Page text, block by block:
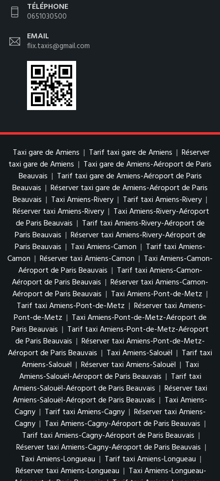
TÉLÉPHONE
0651030500
EMAIL
flix.taxis@gmail.com
Taxi gare de Amiens | Tarif taxi gare de Amiens | Réserver
taxi gare de Amiens | Taxi gare de Amiens-Aéroport de Paris
Beauvais | Tarif taxi gare de Amiens-Aéroport de Paris
Beauvais | Réserver taxi gare de Amiens-Aéroport de Paris
Beauvais | Taxi Amiens-Rivery | Tarif taxi Amiens-Rivery |
Réserver taxi Amiens-Rivery | Taxi Amiens-Rivery-Aéroport
de Paris Beauvais | Tarif taxi Amiens-Rivery-Aéroport de
Paris Beauvais | Réserver taxi Amiens-Rivery-Aéroport de
Paris Beauvais | Taxi Amiens-Camon | Tarif taxi Amiens-
Camon | Réserver taxi Amiens-Camon | Taxi Amiens-Camon-
Aéroport de Paris Beauvais | Tarif taxi Amiens-Camon-
Aéroport de Paris Beauvais | Réserver taxi Amiens-Camon-
Aéroport de Paris Beauvais | Taxi Amiens-Pont-de-Metz |
Tarif taxi Amiens-Pont-de-Metz | Réserver taxi Amiens-
Pont-de-Metz | Taxi Amiens-Pont-de-Metz-Aéroport de
Paris Beauvais | Tarif taxi Amiens-Pont-de-Metz-Aéroport
de Paris Beauvais | Réserver taxi Amiens-Pont-de-Metz-
Aéroport de Paris Beauvais | Taxi Amiens-Salouël | Tarif taxi
Amiens-Salouël | Réserver taxi Amiens-Salouël | Taxi
Amiens-Salouël-Aéroport de Paris Beauvais | Tarif taxi
Amiens-Salouël-Aéroport de Paris Beauvais | Réserver taxi
Amiens-Salouël-Aéroport de Paris Beauvais | Taxi Amiens-
Cagny | Tarif taxi Amiens-Cagny | Réserver taxi Amiens-
Cagny | Taxi Amiens-Cagny-Aéroport de Paris Beauvais |
Tarif taxi Amiens-Cagny-Aéroport de Paris Beauvais |
Réserver taxi Amiens-Cagny-Aéroport de Paris Beauvais |
Taxi Amiens-Longueau | Tarif taxi Amiens-Longueau |
Réserver taxi Amiens-Longueau | Taxi Amiens-Longueau-